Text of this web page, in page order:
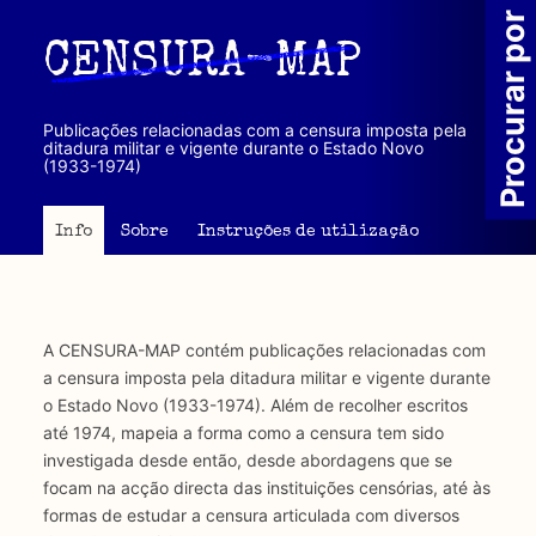
principal
CENSURA-MAP
Publicações relacionadas com a censura imposta pela
ditadura militar e vigente durante o Estado Novo
(1933-1974)
Info Sobre Instruções de utilização
A CENSURA-MAP contém publicações relacionadas com
a censura imposta pela ditadura militar e vigente durante
o Estado Novo (1933-1974). Além de recolher escritos
até 1974, mapeia a forma como a censura tem sido
investigada desde então, desde abordagens que se
focam na acção directa das instituições censórias, até às
formas de estudar a censura articulada com diversos
Procurar por